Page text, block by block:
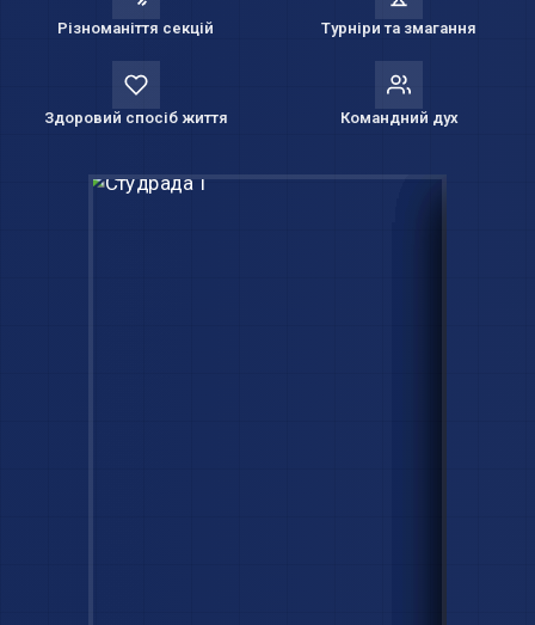
Різноманіття секцій Турніри та змагання
Здоровий спосіб життя Командний дух